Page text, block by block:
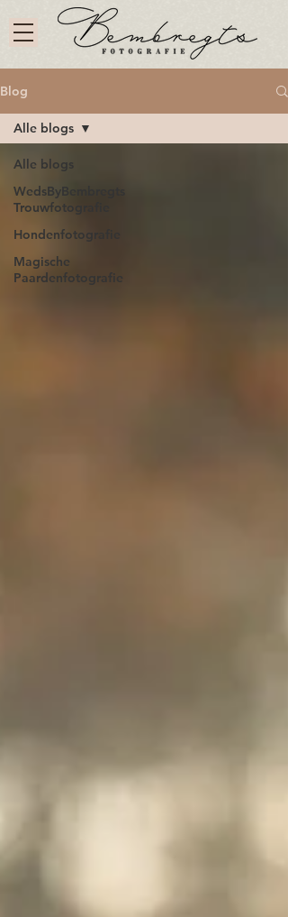
Blog
Alle blogs
WedsByBembregts
Trouwfotografie
Hondenfotografie
Magische
Paardenfotografie
Alle blogs